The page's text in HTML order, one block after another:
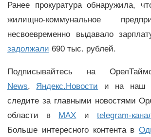
Ранее прокуратура обнаружила,
жилищно-коммунальное
несвоевременно выдавало
задолжали 690 тыс. рублей.
Подписывайтесь на
News, Яндекс.Новости и на наш
следите за главными новостями
области в MAX и telegram-
Больше интересного контента в